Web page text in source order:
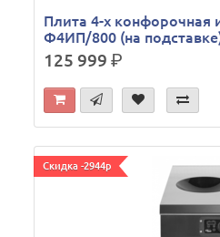
Плита 4-х конфорочная
Ф4ИП/800 (на
125 999р.
Скидка -2944р